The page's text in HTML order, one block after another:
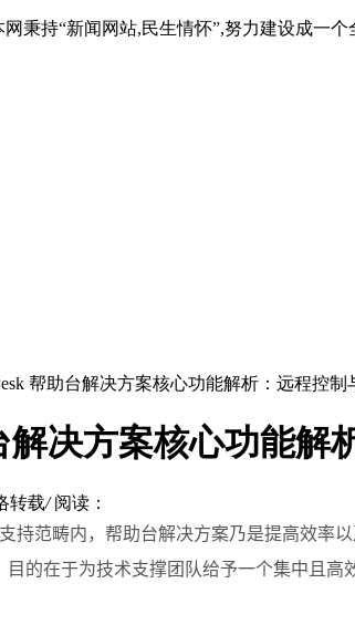
秉持“新闻网站,民生情怀”,努力建设成一
帮助台解决方案核心功能解析：远程控制
解决方案核心功能解
转载/ 阅读：
持范畴内，帮助台解决方案乃是提高效率以
的在于为技术支撑团队给予一个集中且